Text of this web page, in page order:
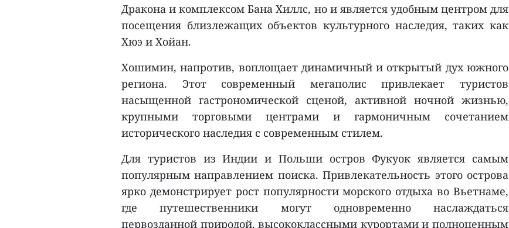
Дракона и комплексом Бана Хиллс, но и является удобным центром для
посещения близлежащих объектов культурного наследия, таких как
Хюэ и Хойан.
Хошимин, напротив, воплощает динамичный и открытый дух южного
региона. Этот современный мегаполис привлекает туристов
насыщенной гастрономической сценой, активной ночной жизнью,
крупными торговыми центрами и гармоничным сочетанием
исторического наследия с современным стилем.
Для туристов из Индии и Польши остров Фукуок является самым
популярным направлением поиска. Привлекательность этого острова
ярко демонстрирует рост популярности морского отдыха во Вьетнаме,
где путешественники могут одновременно наслаждаться
первозданной природой, высококлассными курортами и полноценным